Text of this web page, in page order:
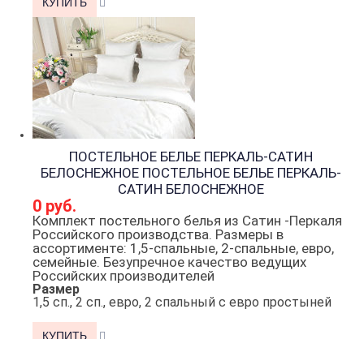
ПОСТЕЛЬНОЕ БЕЛЬЕ ПЕРКАЛЬ-САТИН
БЕЛОСНЕЖНОЕ ПОСТЕЛЬНОЕ БЕЛЬЕ ПЕРКАЛЬ-
САТИН БЕЛОСНЕЖНОЕ
0 руб.
Комплект постельного белья из Сатин -Перкаля
Российского производства. Размеры в
ассортименте: 1,5-спальные, 2-спальные, евро,
семейные. Безупречное качество ведущих
Российских производителей
Размер
1,5 сп., 2 сп., евро, 2 спальный с евро простыней